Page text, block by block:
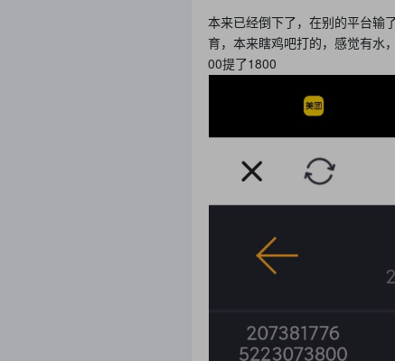
本来已经倒下了，在别的平台输
育，本来瞎鸡吧打的，感觉有水
00提了1800